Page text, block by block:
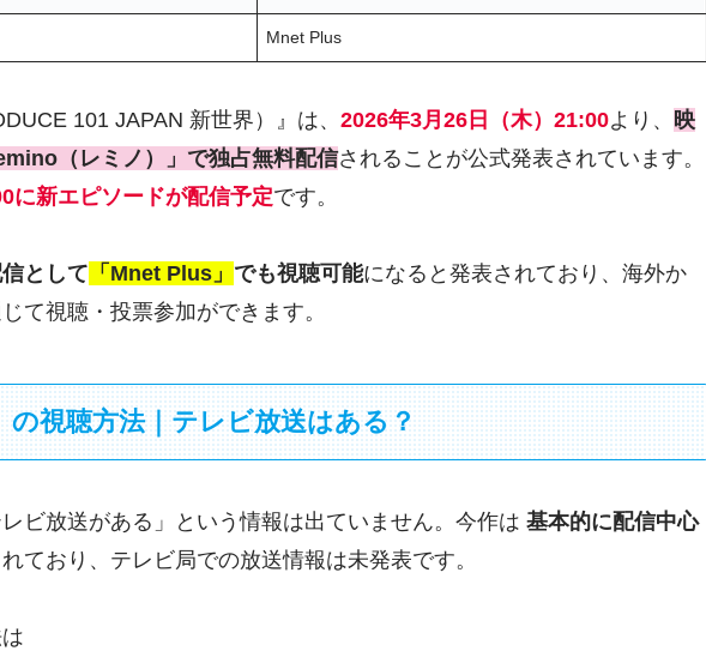
Mnet Plus
101 JAPAN 新世界）』は、 2026年3月26日（木）21:00より、 映
（レミノ）」で独占無料配信されることが公式発表されています。
に新エピソードが配信予定です。
として 「Mnet Plus」 でも視聴可能になると発表されており、海外か
て視聴・投票参加ができます。
の視聴方法｜テレビ放送はある？
ビ放送がある」という情報は出ていません。今作は 基本的に配信中心
ており、テレビ局での放送情報は未発表です。